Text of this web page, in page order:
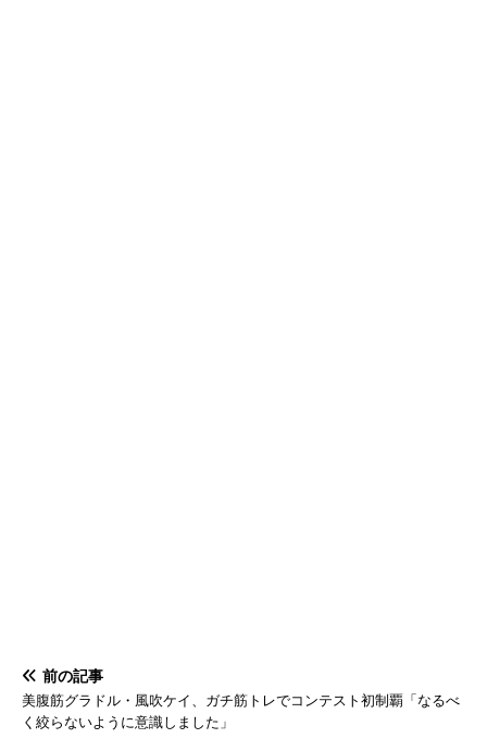
前の記事
美腹筋グラドル・風吹ケイ、ガチ筋トレでコンテスト初制覇「なるべ
く絞らないように意識しました」